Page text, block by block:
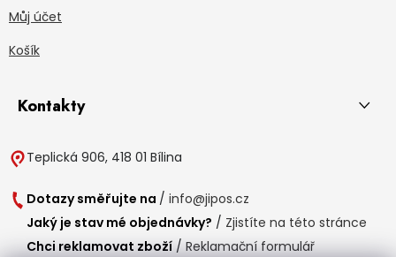
Můj účet
Košík
Kontakty
Teplická 906, 418 01 Bílina
Dotazy směřujte na / info@jipos.cz
Jaký je stav mé objednávky? / Zjistíte na této stránce
Chci reklamovat zboží / Reklamační formulář